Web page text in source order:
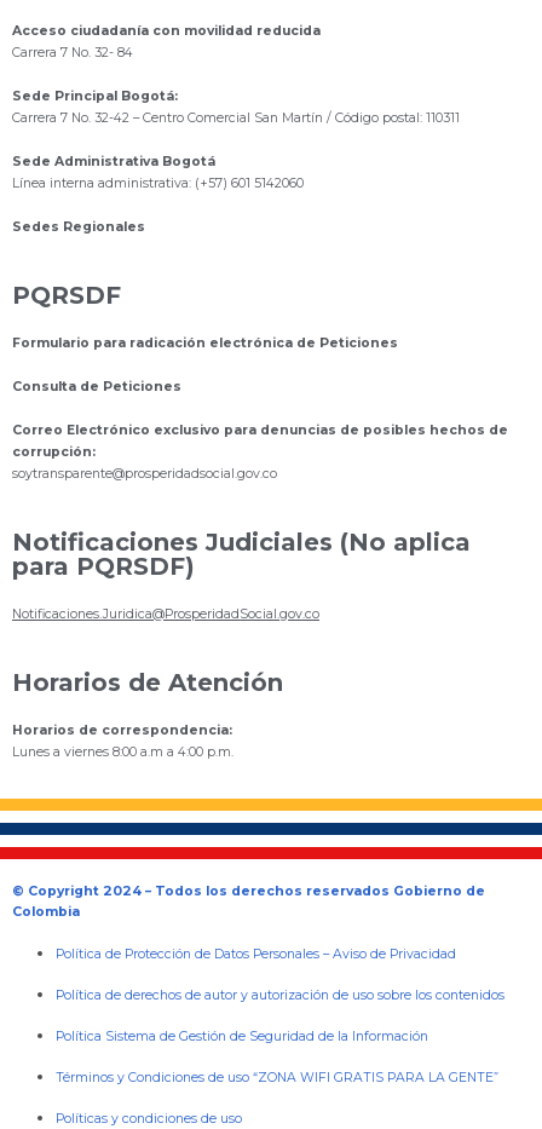
Acceso ciudadanía con movilidad reducida
Carrera 7 No. 32- 84
Sede Principal Bogotá:
Carrera 7 No. 32-42 – Centro Comercial San Martín / Código postal: 110311
Sede Administrativa Bogotá
Línea interna administrativa: (+57) 601 5142060
Sedes Regionales
PQRSDF
Formulario para radicación electrónica de Peticiones
Consulta de Peticiones
Correo Electrónico exclusivo para denuncias de posibles hechos de
corrupción:
soytransparente@prosperidadsocial.gov.co
Notificaciones Judiciales (No aplica
para PQRSDF)
Notificaciones.Juridica@ProsperidadSocial.gov.co
Horarios de Atención
Horarios de correspondencia:
Lunes a viernes 8:00 a.m a 4:00 p.m.
© Copyright 2024 – Todos los derechos reservados Gobierno de
Colombia
Política de Protección de Datos Personales –Aviso de Privacidad
Política de derechos de autor y autorización de uso sobre los contenidos
Política Sistema de Gestión de Seguridad de la Información
Términos y Condiciones de uso “ZONA WIFI GRATIS PARA LA GENTE”
Políticas y condiciones de uso